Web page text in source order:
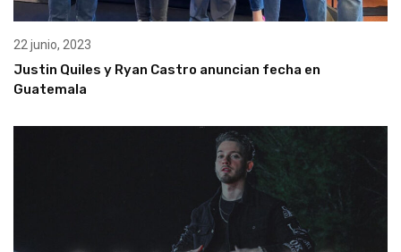
22 junio, 2023
Justin Quiles y Ryan Castro anuncian fecha en
Guatemala